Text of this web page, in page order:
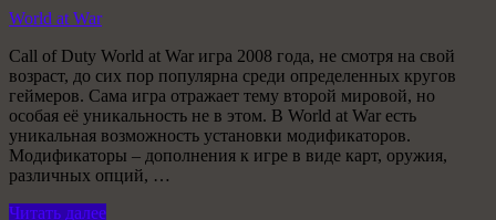
World at War
Call of Duty World at War игра 2008 года, не смотря на свой
возраст, до сих пор популярна среди определенных кругов
геймеров. Сама игра отражает тему второй мировой, но
особая её уникальность не в этом. В World at War есть
уникальная возможность установки модификаторов.
Модификаторы – дополнения к игре в виде карт, оружия,
различных опций, …
Читать далее